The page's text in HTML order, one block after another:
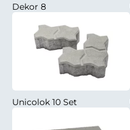
Dekor 8
Unicolok 10 Set